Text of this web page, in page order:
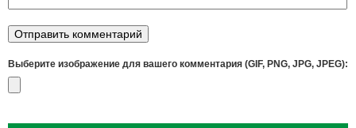
Выберите изображение для вашего комментария (GIF, PNG, JPG, JPEG):